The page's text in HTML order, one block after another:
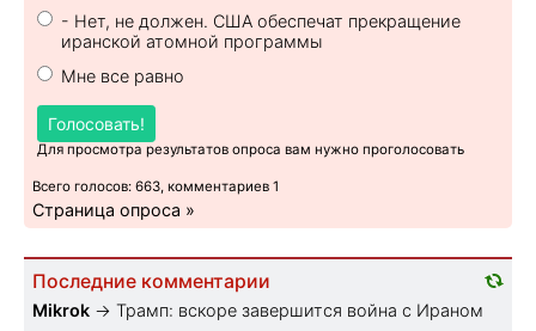
- Нет, не должен. США обеспечат прекращение
иранской атомной программы
Мне все равно
Голосовать!
Для просмотра результатов опроса вам нужно проголосовать
Всего голосов: 663, комментариев 1
Страница опроса »
Последние комментарии
Mikrok → Трамп: вскоре завершится война с Ираном